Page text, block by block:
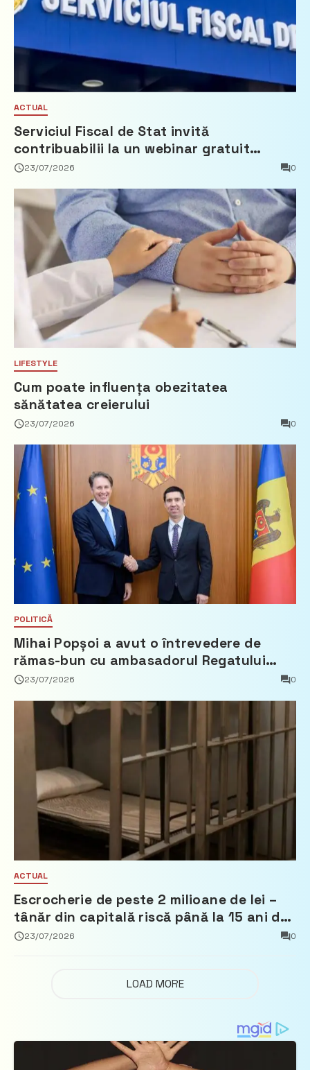
ACTUAL
Serviciul Fiscal de Stat invită
contribuabilii la un webinar gratuit
privind calculul impozitului pe bunurile
23/07/2026 0
LIFESTYLE
Cum poate influența obezitatea
sănătatea creierului
23/07/2026 0
POLITICĂ
Mihai Popșoi a avut o întrevedere de
rămas-bun cu ambasadorul Regatului
Țărilor de Jos, Fred Duijn
23/07/2026 0
ACTUAL
Escrocherie de peste 2 milioane de lei –
tânăr din capitală riscă până la 15 ani de
închisoare
23/07/2026 0
LOAD MORE